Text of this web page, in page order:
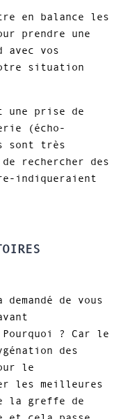
en balance les
prendre une
avec vos
situation
une prise de
(écho-
sont très
rechercher des
indiqueraient
de vous
? Car le
des
le
les meilleures
la greffe de